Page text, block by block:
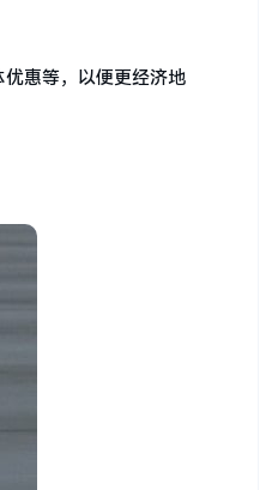
惠等，以便更经济地